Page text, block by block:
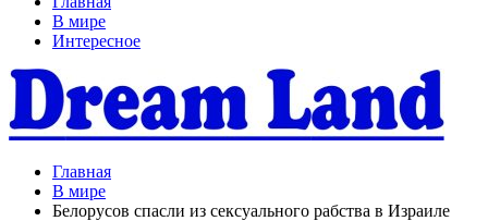
В мире
Интересное
Главная
В мире
Белорусов спасли из сексуального рабства в Израиле